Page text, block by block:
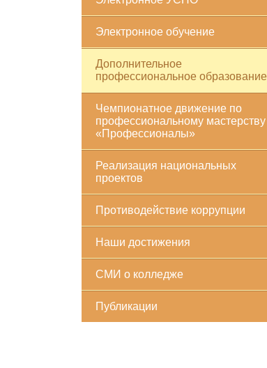
Электронное обучение
Дополнительное
профессиональное образование
Чемпионатное движение по
профессиональному мастерству
«Профессионалы»
Реализация национальных
проектов
Противодействие коррупции
Наши достижения
СМИ о колледже
Публикации